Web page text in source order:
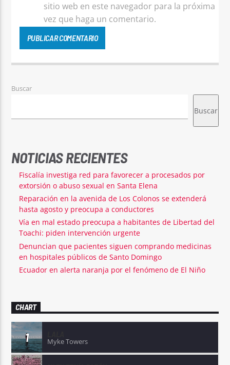
sitio web en este navegador para la próxima
vez que haga un comentario.
Buscar
Buscar
NOTICIAS RECIENTES
Fiscalía investiga red para favorecer a procesados por
extorsión o abuso sexual en Santa Elena
Reparación en la avenida de Los Colonos se extenderá
hasta agosto y preocupa a conductores
Vía en mal estado preocupa a habitantes de Libertad del
Toachi: piden intervención urgente
Denuncian que pacientes siguen comprando medicinas
en hospitales públicos de Santo Domingo
Ecuador en alerta naranja por el fenómeno de El Niño
CHART
1 Myke Towers